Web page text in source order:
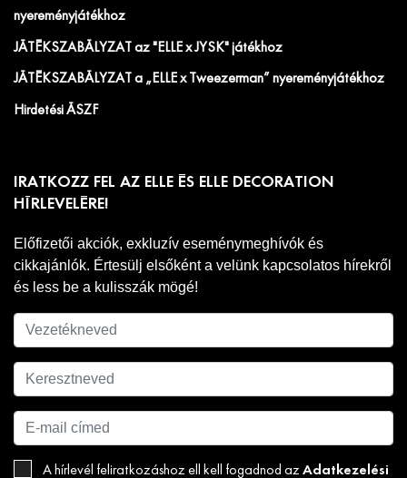
nyereményjátékhoz
JÁTÉKSZABÁLYZAT az "ELLE x JYSK" játékhoz
JÁTÉKSZABÁLYZAT a „ELLE x Tweezerman” nyereményjátékhoz
Hirdetési ÁSZF
IRATKOZZ FEL AZ ELLE ÉS ELLE DECORATION
HÍRLEVELÉRE!
Előfizetői akciók, exkluzív eseménymeghívók és
cikkajánlók. Értesülj elsőként a velünk kapcsolatos hírekről
és less be a kulisszák mögé!
A hírlevél feliratkozáshoz ell kell fogadnod az Adatkezelési